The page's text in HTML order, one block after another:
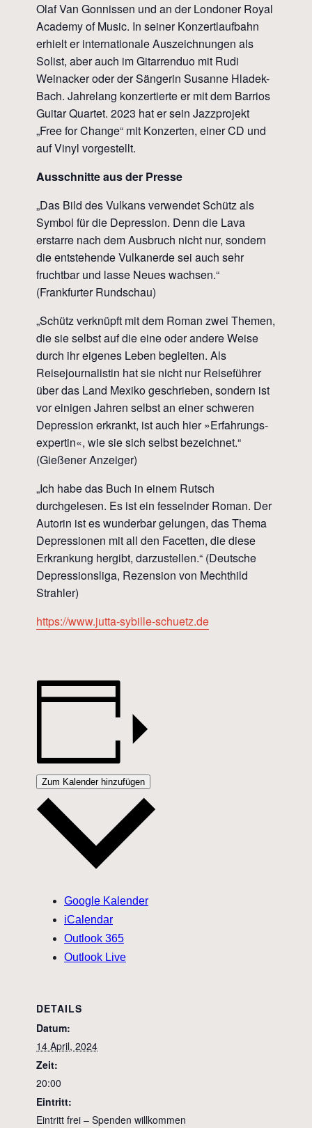
Olaf Van Gonnissen und an der Londoner Royal
Academy of Music. In seiner Konzertlaufbahn
erhielt er internationale Auszeichnungen als
Solist, aber auch im Gitarrenduo mit Rudi
Weinacker oder der Sängerin Susanne Hladek-
Bach. Jahrelang konzertierte er mit dem Barrios
Guitar Quartet. 2023 hat er sein Jazzprojekt
„Free for Change“ mit Konzerten, einer CD und
auf Vinyl vorgestellt.
Ausschnitte aus der Presse
​„Das Bild des Vulkans verwendet Schütz als
Symbol für die Depression. Denn die Lava
erstarre nach dem Ausbruch nicht nur, sondern
die entstehende Vulkanerde sei auch sehr
fruchtbar und lasse Neues wachsen.“
(Frankfurter Rundschau)
​
„Schütz verknüpft mit dem Roman zwei Themen,
die sie selbst auf die eine oder andere Weise
durch ihr eigenes Leben begleiten. Als
Reisejournalistin hat sie nicht nur Reiseführer
über das Land Mexiko geschrieben, sondern ist
vor einigen Jahren selbst an einer schweren
Depression erkrankt, ist auch hier »Erfahrungs­
expertin«, wie sie sich selbst bezeichnet.“
(Gießener Anzeiger)
„Ich habe das Buch in einem Rutsch
durchgelesen. Es ist ein fesselnder Roman. Der
Autorin ist es wunderbar gelungen, das Thema
Depressionen mit all den Facetten, die diese
Erkrankung hergibt, darzustellen.“ (Deutsche
Depressionsliga, Rezension von Mechthild
Strahler)
https://www.jutta-sybille-schuetz.de
Zum Kalender hinzufügen
Google Kalender
iCalendar
Outlook 365
Outlook Live
DETAILS
Datum:
14 April, 2024
Zeit:
20:00
Eintritt:
Eintritt frei – Spenden willkommen